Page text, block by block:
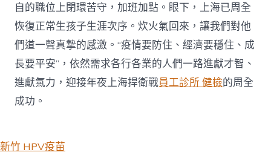
自的職位上閉環苦守，加班加點。眼下，上海已周全
恢復正常生孩子生涯次序。炊火氣回來，讓我們對他
們道一聲真摯的感激。“疫情要防住、經濟要穩住、成
長要平安”，依然需求各行各業的人們一路進獻才智、
進獻氣力，迎接年夜上海捍衛戰員工診所 健檢的周全
成功。
新竹 HPV疫苗